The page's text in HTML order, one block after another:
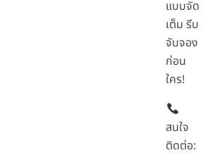
แบบจัด
เต็ม รีบ
จับจอง
ก่อน
ใคร!
สนใจ
ติดต่อ: